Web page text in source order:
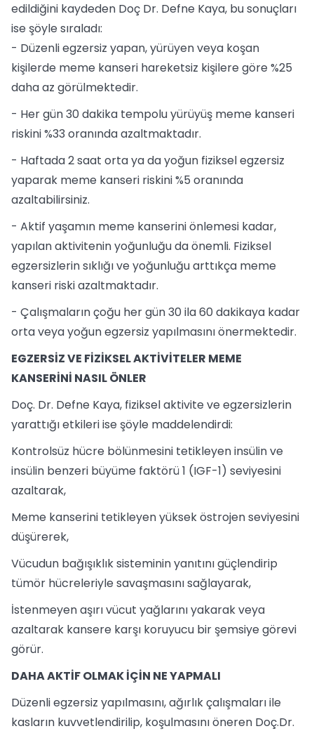
edildiğini kaydeden Doç Dr. Defne Kaya, bu sonuçları
ise şöyle sıraladı:
- Düzenli egzersiz yapan, yürüyen veya koşan
kişilerde meme kanseri hareketsiz kişilere göre %25
daha az görülmektedir.
- Her gün 30 dakika tempolu yürüyüş meme kanseri
riskini %33 oranında azaltmaktadır.
- Haftada 2 saat orta ya da yoğun fiziksel egzersiz
yaparak meme kanseri riskini %5 oranında
azaltabilirsiniz.
- Aktif yaşamın meme kanserini önlemesi kadar,
yapılan aktivitenin yoğunluğu da önemli. Fiziksel
egzersizlerin sıklığı ve yoğunluğu arttıkça meme
kanseri riski azaltmaktadır.
- Çalışmaların çoğu her gün 30 ila 60 dakikaya kadar
orta veya yoğun egzersiz yapılmasını önermektedir.
EGZERSİZ VE FİZİKSEL AKTİVİTELER MEME
KANSERİNİ NASIL ÖNLER
Doç. Dr. Defne Kaya, fiziksel aktivite ve egzersizlerin
yarattığı etkileri ise şöyle maddelendirdi:
Kontrolsüz hücre bölünmesini tetikleyen insülin ve
insülin benzeri büyüme faktörü 1 (IGF-1) seviyesini
azaltarak,
Meme kanserini tetikleyen yüksek östrojen seviyesini
düşürerek,
Vücudun bağışıklık sisteminin yanıtını güçlendirip
tümör hücreleriyle savaşmasını sağlayarak,
İstenmeyen aşırı vücut yağlarını yakarak veya
azaltarak kansere karşı koruyucu bir şemsiye görevi
görür.
DAHA AKTİF OLMAK İÇİN NE YAPMALI
Düzenli egzersiz yapılmasını, ağırlık çalışmaları ile
kasların kuvvetlendirilip, koşulmasını öneren Doç.Dr.